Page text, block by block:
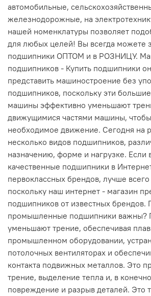
автомобильные,
железнодорожные, на
нашей номенклатуры позволяет
для любых целей! Вы всегда можете
подшипники ОПТОМ и в РОЗНИЦУ.
подшипников - Купить подшипники
представить машиностроение без
подшипников, поскольку эти
машины эффективно уменьшают
движущимися частями машины,
необходимое движение. Сегодня на
несколько видов подшипников,
назначению, форме и нагрузке. Если
качественные подшипники в
первоклассных брендов, лучше
поскольку наш интернет - магазин
подшипников от известных брендов.
промышленные подшипники важны?
уменьшают трение, обеспечивая
промышленном оборудовании,
потолочных вентиляторах и
контакта подвижных металлов. Это
трение, выделение тепла и, в
повреждение и разрыв деталей. Это